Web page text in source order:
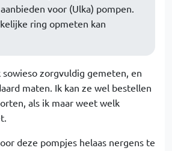
voor (Ulka) pompen.
ring opmeten kan
zorgvuldig gemeten, en
maten. Ik kan ze wel bestellen
als ik maar weet welk
deze pompjes helaas nergens te